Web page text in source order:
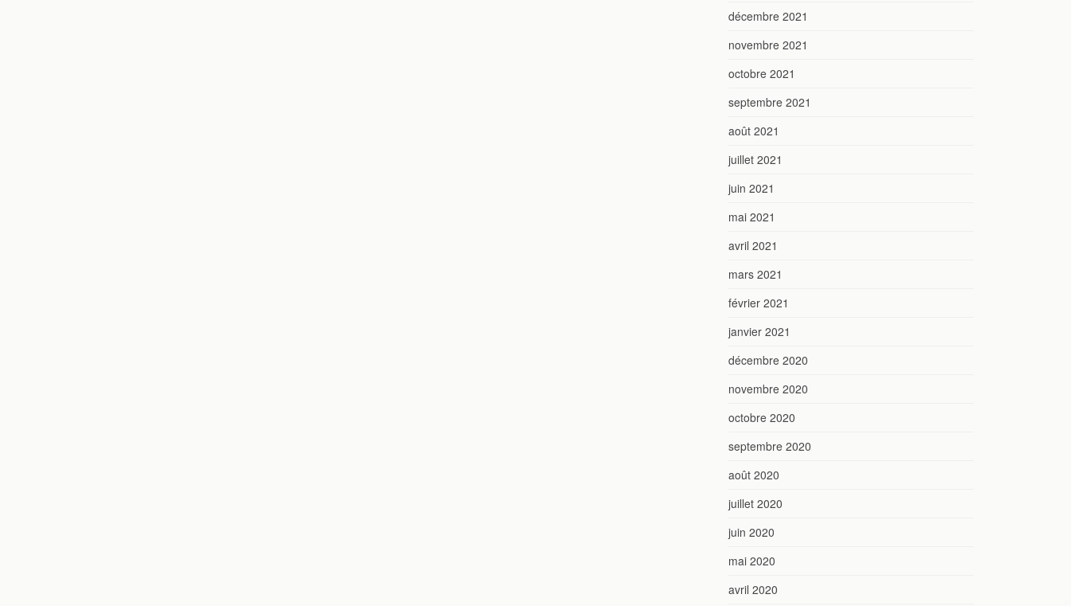
décembre 2021
novembre 2021
octobre 2021
septembre 2021
août 2021
juillet 2021
juin 2021
mai 2021
avril 2021
mars 2021
février 2021
janvier 2021
décembre 2020
novembre 2020
octobre 2020
septembre 2020
août 2020
juillet 2020
juin 2020
mai 2020
avril 2020